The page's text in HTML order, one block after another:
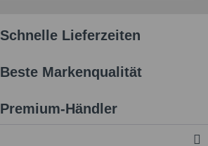
Schnelle Lieferzeiten
Beste Markenqualität
Premium-Händler